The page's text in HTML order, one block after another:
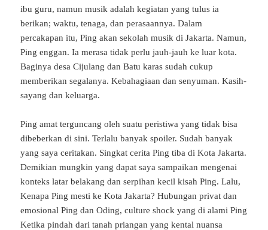
ibu guru, namun musik adalah kegiatan yang tulus ia
berikan; waktu, tenaga, dan perasaannya. Dalam
percakapan itu, Ping akan sekolah musik di Jakarta. Namun,
Ping enggan. Ia merasa tidak perlu jauh-jauh ke luar kota.
Baginya desa Cijulang dan Batu karas sudah cukup
memberikan segalanya. Kebahagiaan dan senyuman. Kasih-
sayang dan keluarga.
Ping amat terguncang oleh suatu peristiwa yang tidak bisa
dibeberkan di sini. Terlalu banyak spoiler. Sudah banyak
yang saya ceritakan. Singkat cerita Ping tiba di Kota Jakarta.
Demikian mungkin yang dapat saya sampaikan mengenai
konteks latar belakang dan serpihan kecil kisah Ping. Lalu,
Kenapa Ping mesti ke Kota Jakarta? Hubungan privat dan
emosional Ping dan Oding, culture shock yang di alami Ping
Ketika pindah dari tanah priangan yang kental nuansa